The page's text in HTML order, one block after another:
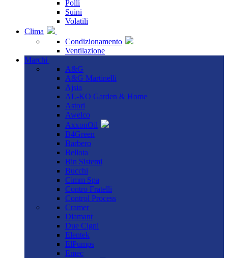
Polli
Suini
Volatili
Clima
Condizionamento
Ventilazione
Marchi
A&G
A&G Martinelli
Ajsia
AL-KO Garden & Home
Astori
Awelco
AxxonOil
B4Green
Barbero
Bellota
Bin Sistemi
Bucchi
Cimm Spa
Contro Fratelli
Control Process
Cramer
Diamant
Due Cigni
Elentek
ElPumps
Emec